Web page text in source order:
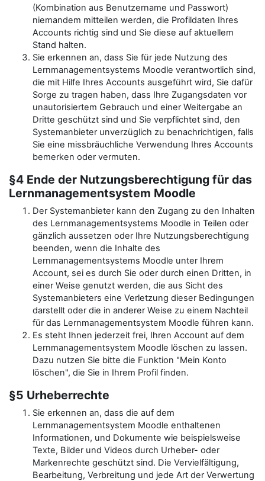
(Kombination aus Benutzername und Passwort)
niemandem mitteilen werden, die Profildaten Ihres
Accounts richtig sind und Sie diese auf aktuellem
Stand halten.
Sie erkennen an, dass Sie für jede Nutzung des
Lernmanagementsystems Moodle verantwortlich sind,
die mit Hilfe Ihres Accounts ausgeführt wird, Sie dafür
Sorge zu tragen haben, dass Ihre Zugangsdaten vor
unautorisiertem Gebrauch und einer Weitergabe an
Dritte geschützt sind und Sie verpflichtet sind, den
Systemanbieter unverzüglich zu benachrichtigen, falls
Sie eine missbräuchliche Verwendung Ihres Accounts
bemerken oder vermuten.
§4 Ende der Nutzungsberechtigung für das
Lernmanagementsystem Moodle
Der Systemanbieter kann den Zugang zu den Inhalten
des Lernmanagementsystems Moodle in Teilen oder
gänzlich aussetzen oder Ihre Nutzungsberechtigung
beenden, wenn die Inhalte des
Lernmanagementsystems Moodle unter Ihrem
Account, sei es durch Sie oder durch einen Dritten, in
einer Weise genutzt werden, die aus Sicht des
Systemanbieters eine Verletzung dieser Bedingungen
darstellt oder die in anderer Weise zu einem Nachteil
für das Lernmanagementsystem Moodle führen kann.
Es steht Ihnen jederzeit frei, Ihren Account auf dem
Lernmanagementsystem Moodle löschen zu lassen.
Dazu nutzen Sie bitte die Funktion "Mein Konto
löschen", die Sie in Ihrem Profil finden.
§5 Urheberrechte
Sie erkennen an, dass die auf dem
Lernmanagementsystem Moodle enthaltenen
Informationen, und Dokumente wie beispielsweise
Texte, Bilder und Videos durch Urheber- oder
Markenrechte geschützt sind. Die Vervielfältigung,
Bearbeitung, Verbreitung und jede Art der Verwertung